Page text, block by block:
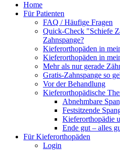
Home
Für Patienten
FAQ / Häufige Fragen
Quick-Check "Schiefe
Zahnspange?
Kieferorthopäden in
Kieferorthopäden in
Mehr als nur gerade
Gratis-Zahnspange so
Vor der Behandlung
Kieferorthopädische
Abnehmbare
Festsitzende
Kieferorthopädie
Ende gut – alles
Für Kieferorthopäden
Login